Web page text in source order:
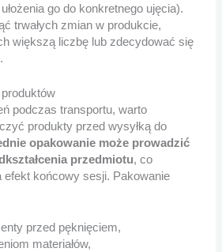
go do konkretnego ujęcia).
trwałych zmian w produkcie,
większą liczbę lub zdecydować się
podczas transportu, warto
produkty przed wysyłką do
opakowanie może prowadzić
przedmiotu, co
efekt końcowy sesji. Pakowanie
przed pęknięciem,
materiałów,